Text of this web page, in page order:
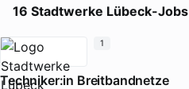
16 Stadtwerke Lübeck-Jobs
Techniker:in Breitbandnetze
1